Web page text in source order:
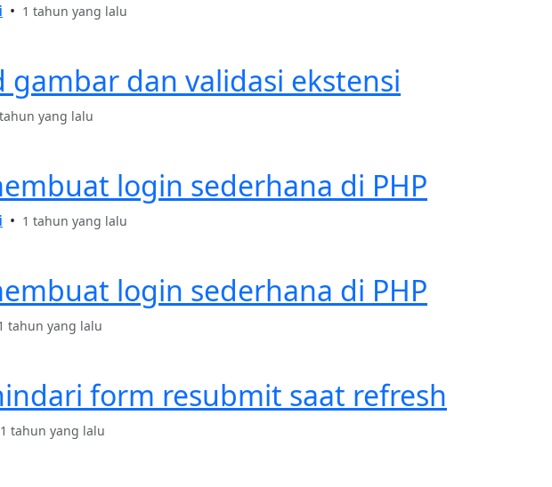
• 1 tahun yang lalu
gambar dan validasi ekstensi
yang lalu
login sederhana di PHP
• 1 tahun yang lalu
login sederhana di PHP
tahun yang lalu
form resubmit saat refresh
1 tahun yang lalu